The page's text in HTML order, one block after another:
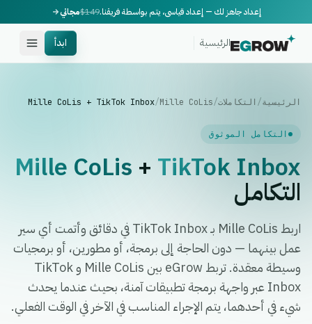
إعداد جاهز لك — إعداد قياسي، يتم بواسطة فريقنا.$149مجاني
الرئيسية ابدأ
الرئيسية/ التكاملات/
Mille CoLis
/
Mille CoLis + TikTok Inbox
التكامل الموثوق
Mille CoLis + TikTok Inbox
التكامل
اربط Mille CoLis بـ TikTok Inbox في دقائق وأتمت أي سير
عمل بينهما — دون الحاجة إلى برمجة، أو مطورين، أو برمجيات
وسيطة معقدة. تربط eGrow بين Mille CoLis و TikTok
Inbox عبر واجهة برمجة تطبيقات آمنة، بحيث عندما يحدث
شيء في أحدهما، يتم الإجراء المناسب في الآخر في الوقت الفعلي.